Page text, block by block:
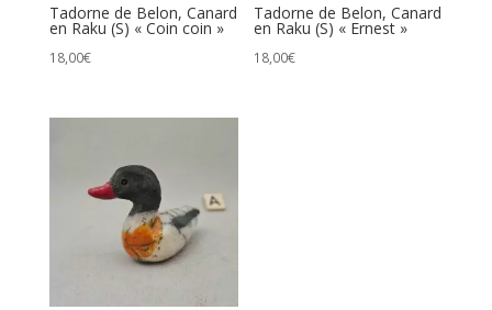
Tadorne de Belon, Canard
en Raku (S) « Coin coin »
18,00€
Tadorne de Belon, Canard
en Raku (S) « Ernest »
18,00€